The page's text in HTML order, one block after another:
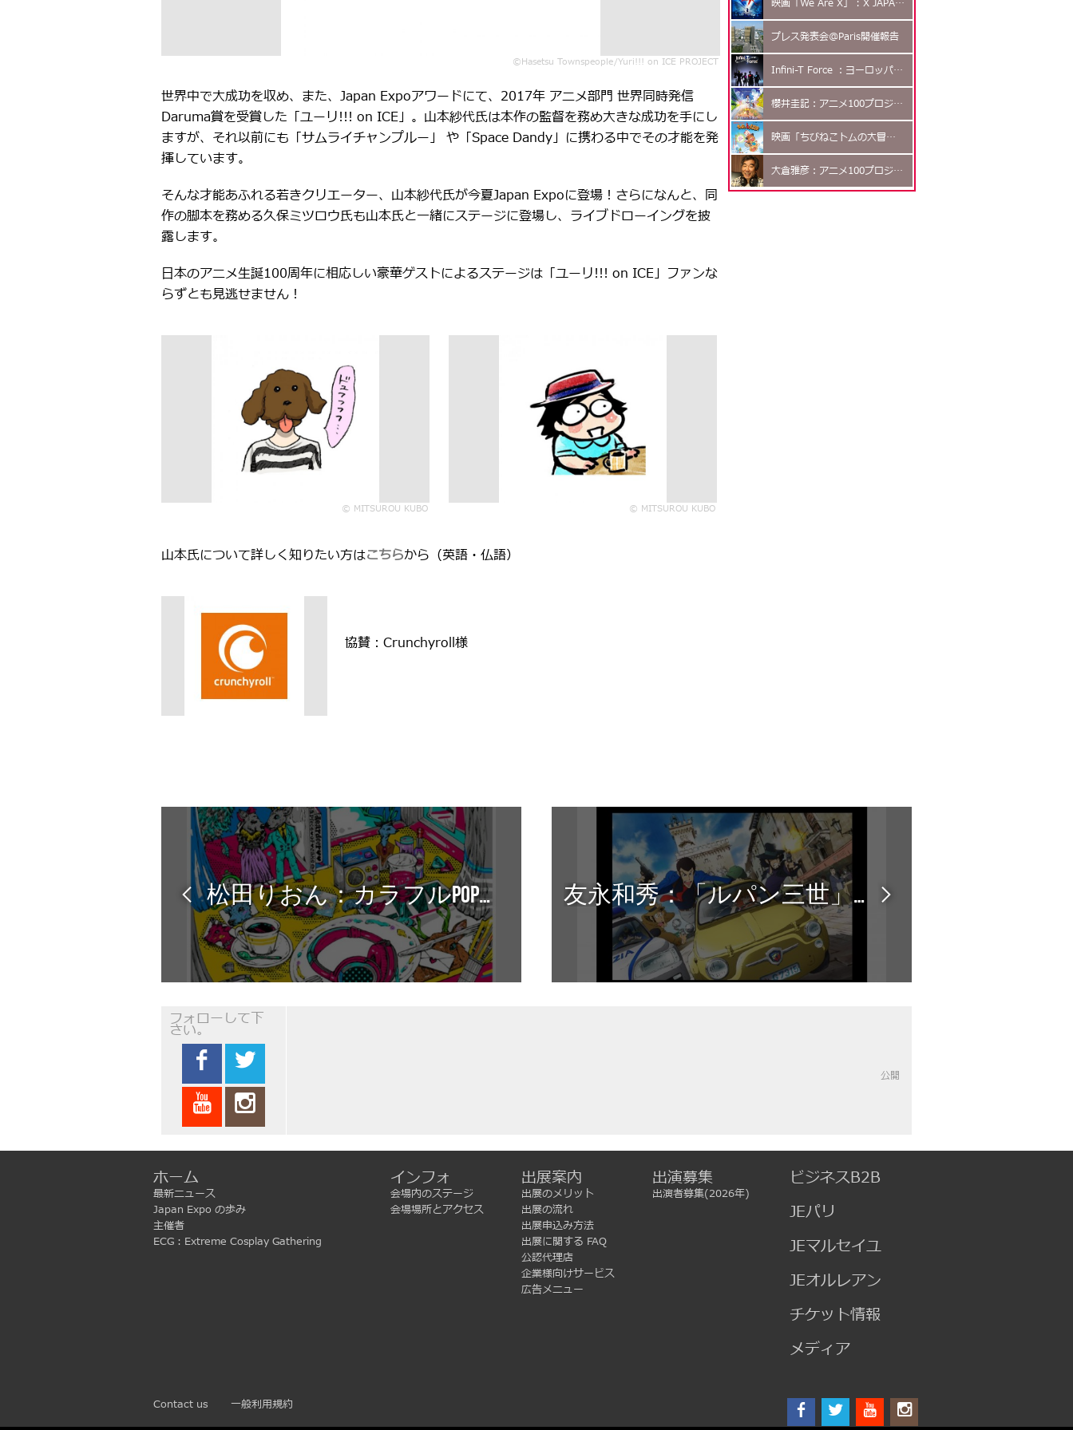
©Hasetsu Townspeople/Yuri!!! on ICE PROJECT
世界中で大成功を収め、また、Japan Expoアワードにて、2017年 アニメ部門 世界同時発信
Daruma賞を受賞した「ユーリ!!! on ICE」。山本紗代氏は本作の監督を務め大きな成功を手にし
ますが、それ以前にも「サムライチャンプルー」 や「Space Dandy」に携わる中でその才能を発
揮しています。
そんな才能あふれる若きクリエーター、山本紗代氏が今夏Japan Expoに登場！さらになんと、同
作の脚本を務める久保ミツロウ氏も山本氏と一緒にステージに登場し、ライブドローイングを披
露します。
日本のアニメ生誕100周年に相応しい豪華ゲストによるステージは「ユーリ!!! on ICE」ファンな
らずとも見逃せません！
© MITSUROU KUBO © MITSUROU KUBO
山本氏について詳しく知りたい方はこちらから（英語・仏語）
協賛：Crunchyroll様
映画「We Are X」 : X JAPANドキュメンタリー
プレス発表会@Paris開催報告
Infini-T Force ：ヨーロッパプレミア上映！
櫻井圭記：アニメ100プロジェクト
映画「ちびねこトムの大冒険」：フランス初上映
大倉雅彦：アニメ100プロジェクト
松田りおん：カラフルPOPアーティスト 友永和秀：「ルパン三世」50周年！
フォローして下
さい。
公開
ホーム
最新ニュース
Japan Expo の歩み
主催者
ECG：Extreme Cosplay Gathering
インフォ
会場内のステージ
会場場所とアクセス
出展案内
出展のメリット
出展の流れ
出展申込み方法
出展に関する FAQ
公認代理店
企業様向けサービス
広告メニュー
出演募集
出演者募集(2026年)
ビジネスB2B
JEパリ
JEマルセイユ
JEオルレアン
チケット情報
メディア
Contact us 一般利用規約